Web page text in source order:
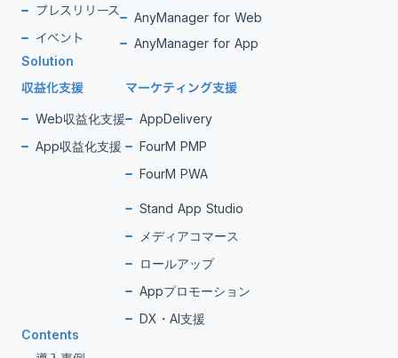
プレスリリース
イベント
AnyManager for Web
AnyManager for App
Solution
収益化支援
Web収益化支援
App収益化支援
マーケティング支援
AppDelivery
FourM PMP
FourM PWA
Stand App Studio
メディアコマース
ロールアップ
Appプロモーション
DX・AI支援
Contents